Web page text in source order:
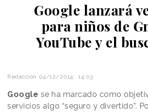
Google lanzará
para niños de
YouTube y el
Redacción 04/12/2014 · 14:03
Google se ha marcado como
servicios algo “seguro y divertido”.